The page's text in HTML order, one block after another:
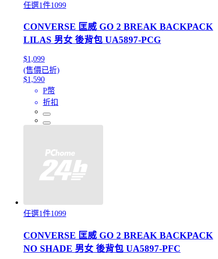
任選1件1099
CONVERSE 匡威 GO 2 BREAK BACKPACK
LILAS 男女 後背包 UA5897-PCG
$1,099
(售價已折)
$1,590
P幣
折扣
任選1件1099
CONVERSE 匡威 GO 2 BREAK BACKPACK
NO SHADE 男女 後背包 UA5897-PFC